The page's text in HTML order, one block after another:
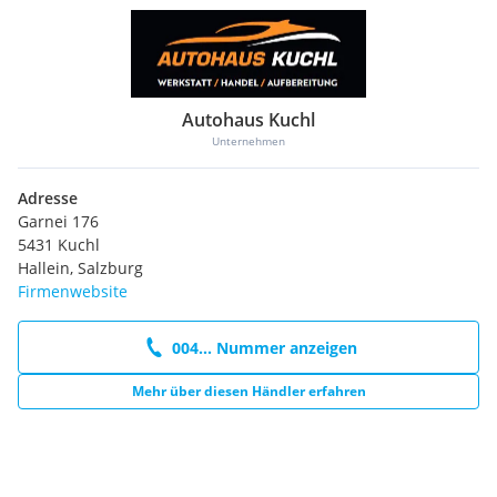
Blinkleuchte in Außenspiegel integriert
Außenspiegel mit autom. Absenkfunktion
Geschwindigkeits-Regelanlage (Tempomat)
Start/Stop-Anlage
Lenkrad (Leder)
Lenksäule (Lenkrad) mechan. verstellbar,
Höhen-/Längsverstellung
Anzeige für Waschwasserstand
Scheibenwaschdüsen heizbar
Scheinwerfer-Reinigungsanlage (SRA)
Isofix-Aufnahmen für Kindersitz an Rücksitz
Lichtassistent (Coming Home, Leaving Home)
Auto-Hold-Funktion
Tagfahrlicht LED
Autohaus Kuchl
Unternehmen
Adresse
Garnei 176
5431 Kuchl
Hallein, Salzburg
Firmenwebsite
004... Nummer anzeigen
Mehr über diesen Händler erfahren